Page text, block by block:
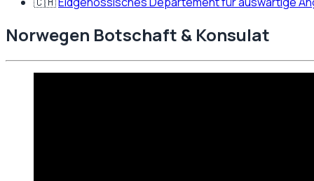
Norwegen Botschaft & Konsulat